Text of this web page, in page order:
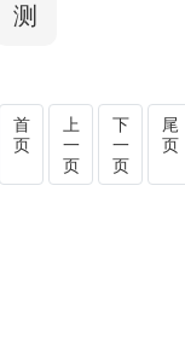
测
首
页
上
一
页
下
一
页
尾
页